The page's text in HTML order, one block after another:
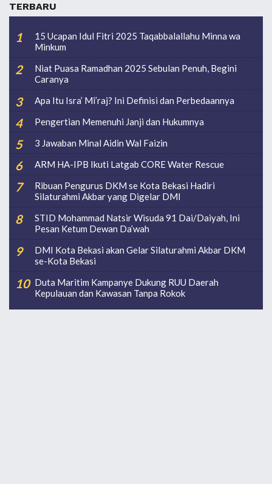
TERBARU
15 Ucapan Idul Fitri 2025 Taqabbalallahu Minna wa
Minkum
Niat Puasa Ramadhan 2025 Sebulan Penuh, Begini
Caranya
Apa Itu Isra’ Mi’raj? Ini Definisi dan Perbedaannya
Pengertian Memenuhi Janji dan Hukumnya
3 Jawaban Minal Aidin Wal Faizin
ARM HA-IPB Ikuti Latgab CORE Water Rescue
Ribuan Pengurus DKM se Kota Bekasi Hadiri
Silaturahmi Akbar yang Digelar DMI
STID Mohammad Natsir Wisuda 91 Dai/Daiyah, Ini
Pesan Ketum Dewan Da’wah
DMI Kota Bekasi akan Gelar Silaturahmi Akbar DKM
se-Kota Bekasi
Duta Maritim Kampanye Dukung RUU Daerah
Kepulauan dan Kawasan Tanpa Rokok